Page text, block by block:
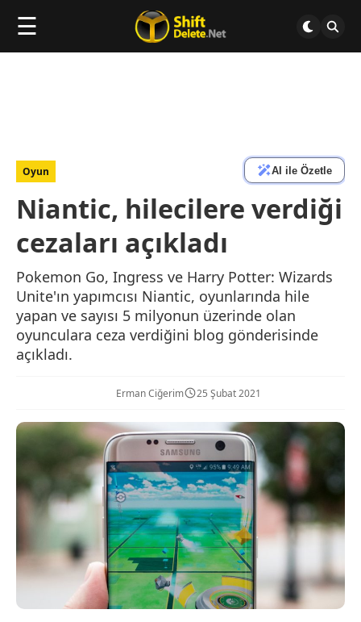
☰
Oyun AI ile Özetle
Niantic, hilecilere verdiği
cezaları açıkladı
Pokemon Go, Ingress ve Harry Potter: Wizards
Unite'ın yapımcısı Niantic, oyunlarında hile
yapan ve sayısı 5 milyonun üzerinde olan
oyunculara ceza verdiğini blog gönderisinde
açıkladı.
Erman Ciğerim 25 Şubat 2021